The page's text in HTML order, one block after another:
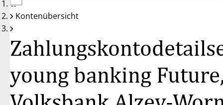
auf
100
Keine
Konten
Kontenübersicht
young banking